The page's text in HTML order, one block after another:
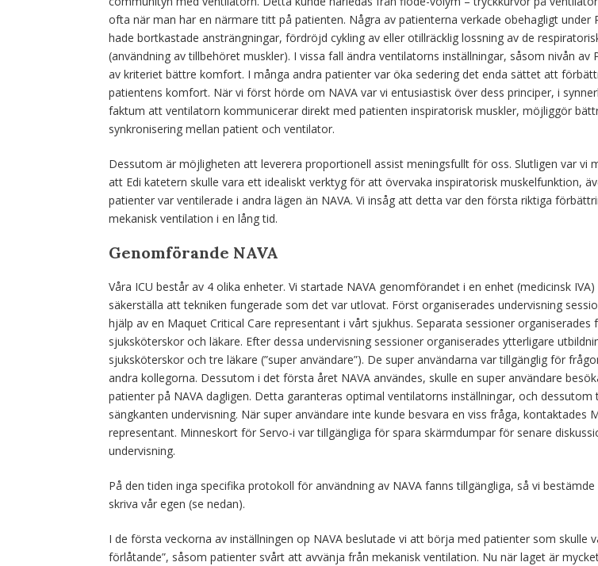
ofta när man har en närmare titt på patienten. Några av patienterna verkade obehagligt under
hade bortkastade ansträngningar, fördröjd cykling av eller otillräcklig lossning av de
(användning av tillbehöret muskler). I vissa fall ändra ventilatorns inställningar, såsom nivån av
av kriteriet bättre komfort. I många andra patienter var öka sedering det enda sättet att
patientens komfort. När vi först hörde om NAVA var vi entusiastisk över dess principer, i
faktum att ventilatorn kommunicerar direkt med patienten inspiratorisk muskler, möjliggör
synkronisering mellan patient och ventilator.
Dessutom är möjligheten att leverera proportionell assist meningsfullt för oss. Slutligen var vi
att Edi katetern skulle vara ett idealiskt verktyg för att övervaka inspiratorisk muskelfunktion,
patienter var ventilerade i andra lägen än NAVA. Vi insåg att detta var den första riktiga
mekanisk ventilation i en lång tid.
Genomförande NAVA
Våra ICU består av 4 olika enheter. Vi startade NAVA genomförandet i en enhet (medicinsk
säkerställa att tekniken fungerade som det var utlovat. Först organiserades undervisning
hjälp av en Maquet Critical Care representant i vårt sjukhus. Separata sessioner organiserades
sjuksköterskor och läkare. Efter dessa undervisning sessioner organiserades ytterligare
sjuksköterskor och tre läkare (”super användare”). De super användarna var tillgänglig för
andra kollegorna. Dessutom i det första året NAVA användes, skulle en super användare
patienter på NAVA dagligen. Detta garanteras optimal ventilatorns inställningar, och dessutom
sängkanten undervisning. När super användare inte kunde besvara en viss fråga, kontaktades
representant. Minneskort för Servo-i var tillgängliga för spara skärmdumpar för senare
undervisning.
På den tiden inga specifika protokoll för användning av NAVA fanns tillgängliga, så vi
skriva vår egen (se nedan).
I de första veckorna av inställningen op NAVA beslutade vi att börja med patienter som skulle
förlåtande”, såsom patienter svårt att avvänja från mekanisk ventilation. Nu när laget är